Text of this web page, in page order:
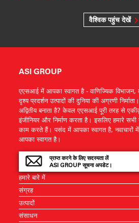
वैश्विक पहुंच देखें
ASI GROUP
एएसआई में आपका स्वागत है - वाणिज्यिक
दृश्य प्रदर्शन उत्पादों की दुनिया की अग्रणी
अद्वितीय बनाता है? केवल एएसआई पूरी तरह से
इंजीनियर और निर्माण करता है। इसलिए हमारे
काम करते हैं। पसंद में आपका स्वागत है,
आपका स्वागत है।
प्राप्त करने के लिए सदस्यता लें
ASI GROUP सूचना अपडेट।
हमारे बारे में
संग्रह
उत्पादों
संसाधन